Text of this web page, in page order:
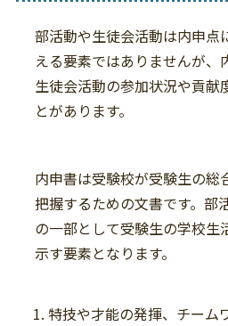
部活動や生徒会活動は内申点
える要素ではありませんが、
生徒会活動の参加状況や貢献
とがあります。
内申書は受験校が受験生の総
把握するための文書です。部
の一部として受験生の学校生
示す要素となります。
特技や才能の発揮、チーム